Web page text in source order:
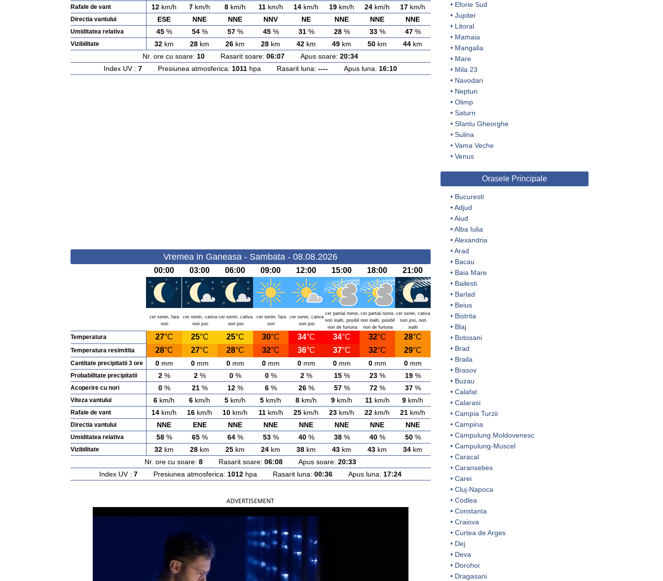
Rafale de vant 12 km/h 7 km/h 8 km/h 11km/h 14 km/h 19 km/h 24 km/h 17 km/h
Directia vantului ESE NNE NNE NNV NE NNE NNE NNE
Umiditatea relativa 45% 54% 57% 45% 31% 28% 33% 47%
Vizibilitate 32 km 28 km 26 km 28 km 42 km 49 km 50 km 44 km
Nr. ore cu soare: 10 Rasarit soare: 06:07 Apus soare: 20:34
Index UV : 7 Presiunea atmosferica: 1011 hpa Rasarit luna: ---- Apus luna: 16:10
Vremea in Ganeasa - Sambata - 08.08.2026
00:00 03:00 06:00 09:00 12:00 15:00 18:00 21:00
cer senin, fara
nori
cer senin, cativa
nori josi
cer senin, cativa
nori josi
cer senin, fara
nori
cer senin, cativa
nori josi
cer partial noros,
nori inalti, posibil
nori de furtuna
cer partial noros,
nori inalti, posibil
nori de furtuna
cer senin, cativa
nori josi, nori
inalti
Temperatura 27°C 25°C 25°C 30°C 34°C 34°C 32°C 28°C
Temperatura resimitita 28°C 27°C 28°C 32°C 36°C 37°C 32°C 29°C
Cantitate precipitatii 3 ore 0mm 0mm 0mm 0mm 0mm 0mm 0mm 0mm
Probabilitate precipitatii 2% 2% 0% 0% 2% 15% 23% 19%
Acoperire cu nori 0% 21% 12% 6% 26% 57% 72% 37%
Viteza vantului 6 km/h 6 km/h 5 km/h 5 km/h 8 km/h 9 km/h 11km/h 9 km/h
Rafale de vant 14 km/h 16 km/h 10 km/h 11km/h 25 km/h 23 km/h 22 km/h 21 km/h
Directia vantului NNE ENE NNE NNE NNE NNE NNE NNE
Umiditatea relativa 58% 65% 64% 53% 40% 38% 40% 50%
Vizibilitate 32 km 28 km 25 km 24 km 38 km 43 km 43 km 34 km
Nr. ore cu soare: 8 Rasarit soare: 06:08 Apus soare: 20:33
Index UV : 7 Presiunea atmosferica: 1012 hpa Rasarit luna: 00:36 Apus luna: 17:24
ADVERTISEMENT
• Eforie Sud
• Jupiter
• Litoral
• Mamaia
• Mangalia
• Mare
• Mila 23
• Navodari
• Neptun
• Olimp
• Saturn
• Sfantu Gheorghe
• Sulina
• Vama Veche
• Venus
Orasele Principale
• Bucuresti
•Adjud
•Aiud
•Alba Iulia
•Alexandria
•Arad
• Bacau
• Baia Mare
• Bailesti
• Barlad
• Beius
• Bistrita
• Blaj
• Botosani
• Brad
• Braila
• Brasov
• Buzau
• Calafat
• Calarasi
• Campia Turzii
• Campina
• Campulung Moldovenesc
• Campulung-Muscel
• Caracal
• Caransebes
• Carei
• Cluj-Napoca
• Codlea
• Constanta
• Craiova
• Curtea de Arges
• Dej
• Deva
• Dorohoi
• Dragasani